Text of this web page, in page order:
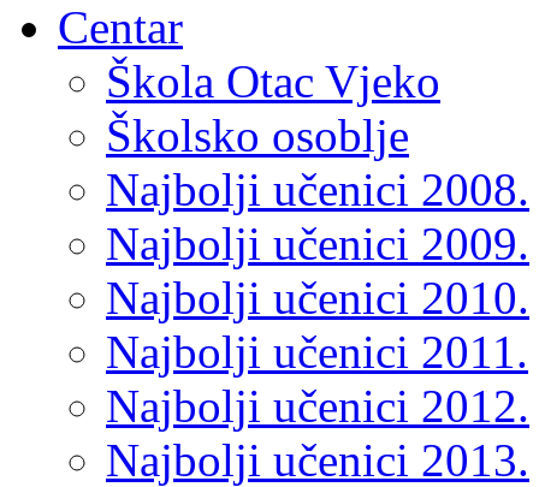
Centar
Škola Otac Vjeko
Školsko osoblje
Najbolji učenici 2008.
Najbolji učenici 2009.
Najbolji učenici 2010.
Najbolji učenici 2011.
Najbolji učenici 2012.
Najbolji učenici 2013.